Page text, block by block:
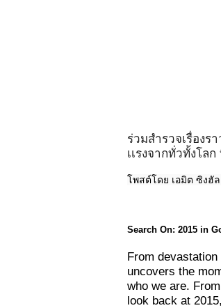
ร่วมสำรวจเรื่องร
เเรงจากทั่วทั้งโล
โพสต์โดย เอมิต ซิงฮั
Search On: 2015 in
From
uncovers the
who we are.
look back at